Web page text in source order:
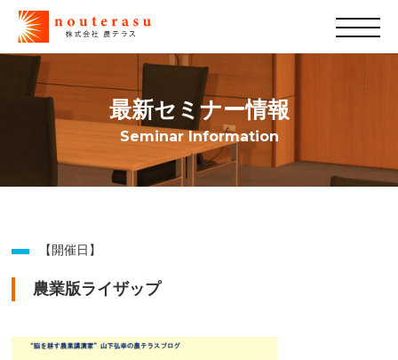
最新セミナー情報
Seminar Information
【開催日】
農業版ライザップ